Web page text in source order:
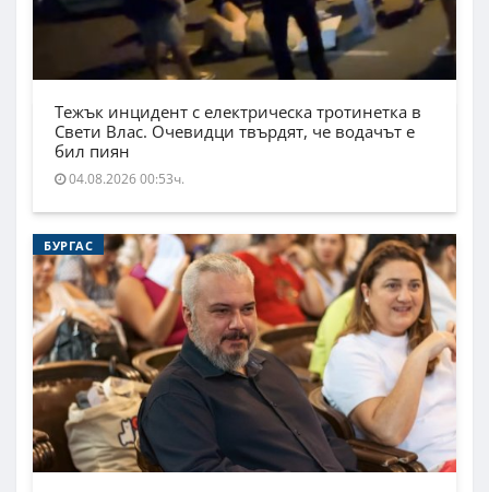
Тежък инцидент с електрическа тротинетка в
Свети Влас. Очевидци твърдят, че водачът е
бил пиян
04.08.2026 00:53ч.
БУРГАС